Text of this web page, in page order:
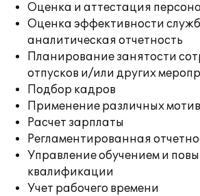
Оценка и аттестация
Оценка эффективности
аналитическая отчетность
Планирование занятости
отпусков и/или других
Подбор кадров
Применение различных
Расчет зарплаты
Регламентированная
Управление обучением и
квалификации
Учет рабочего времени